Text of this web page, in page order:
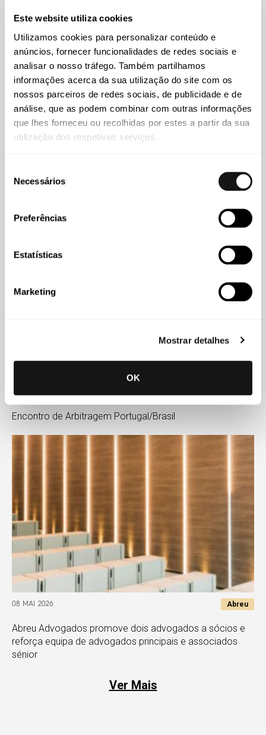
Este website utiliza cookies
Utilizamos cookies para personalizar conteúdo e
anúncios, fornecer funcionalidades de redes sociais e
analisar o nosso tráfego. Também partilhamos
informações acerca da sua utilização do site com os
nossos parceiros de redes sociais, de publicidade e de
análise, que as podem combinar com outras informações
que lhes forneceu ou recolhidas por estes a partir da sua
utilização dos respetivos serviços.
Necessários
Preferências
Estatísticas
Marketing
Mostrar detalhes
OK
André Pereira da Fonseca participa como orador no VIII
09 JUN 2026
Encontro de Arbitragem Portugal/Brasil
08 MAI 2026 Abreu
Abreu Advogados promove dois advogados a sócios e
reforça equipa de advogados principais e associados
sénior
Ver Mais